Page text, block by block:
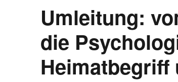
Umleitung:
die